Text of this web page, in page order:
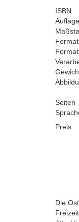
ISBN
Auflage
Seiten
Preis
Die